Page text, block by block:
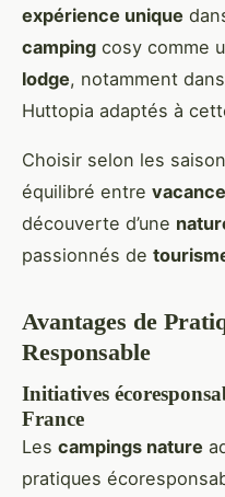
expérience unique
camping cosy comme
lodge, notamment
Huttopia adaptés à
Choisir selon les
équilibré entre
découverte d’une
passionnés de
Avantages de
Responsable
Initiatives
France
Les campings nature
pratiques